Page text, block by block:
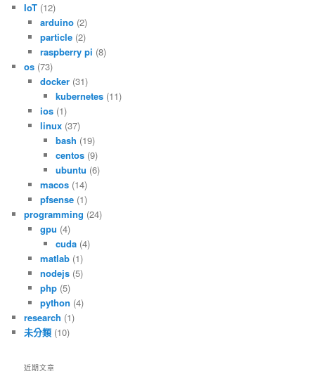
IoT (12)
arduino(2)
particle(2)
raspberry pi (8)
os (73)
docker(31)
kubernetes (11)
ios(1)
linux(37)
bash (19)
centos (9)
ubuntu (6)
macos(14)
pfsense(1)
programming (24)
gpu (4)
cuda (4)
matlab(1)
nodejs(5)
php(5)
python (4)
research (1)
未分類 (10)
近期文章